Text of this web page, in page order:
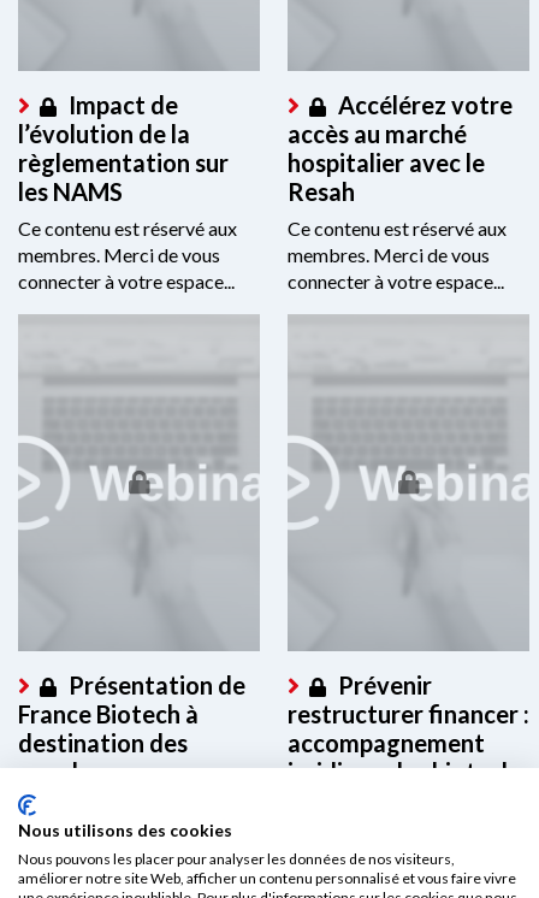
Impact de
l’évolution de la
règlementation sur
les NAMS
Ce contenu est réservé aux
membres. Merci de vous
connecter à votre espace...
Accélérez votre
accès au marché
hospitalier avec le
Resah
Ce contenu est réservé aux
membres. Merci de vous
connecter à votre espace...
Présentation de
France Biotech à
destination des
membres
Ce contenu est réservé aux
membres. Merci de vous
connecter à votre espace...
Prévenir
restructurer financer :
accompagnement
juridique des biotech
membres. Merci de vous
connecter à votre espace...
Nous utilisons des cookies
Nous pouvons les placer pour analyser les données de nos visiteurs,
améliorer notre site Web, afficher un contenu personnalisé et vous faire vivre